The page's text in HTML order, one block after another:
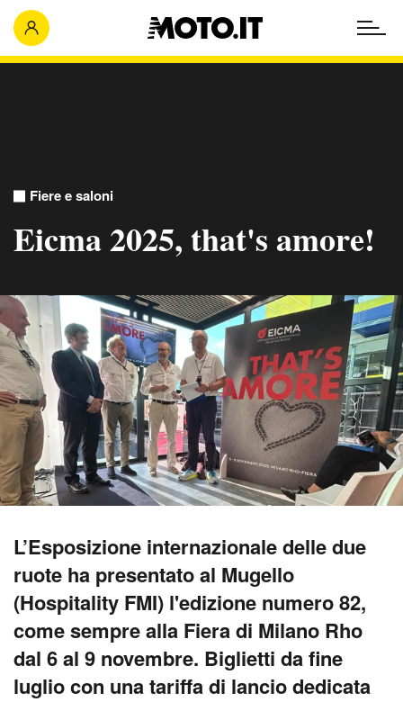
Fiere e saloni
Eicma 2025, that's amore!
L’Esposizione internazionale delle due
ruote ha presentato al Mugello
(Hospitality FMI) l'edizione numero 82,
come sempre alla Fiera di Milano Rho
dal 6 al 9 novembre. Biglietti da fine
luglio con una tariffa di lancio dedicata